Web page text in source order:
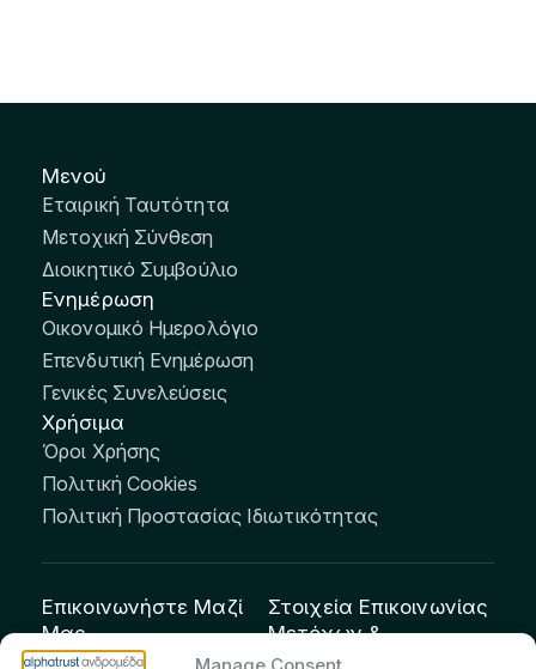
Μενού
Εταιρική Ταυτότητα
Μετοχική Σύνθεση
Διοικητικό Συμβούλιο
Ενημέρωση
Οικονομικό Ημερολόγιο
Επενδυτική Ενημέρωση
Γενικές Συνελεύσεις
Χρήσιμα
Όροι Χρήσης
Πολιτική Cookies
Πολιτική Προστασίας Ιδιωτικότητας
Επικοινωνήστε Μαζί
Μας
info@andromeda.eu
Στοιχεία Επικοινωνίας
Μετόχων &
Επενδυτών: